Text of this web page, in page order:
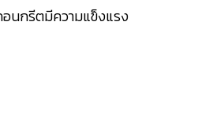
นกรีตมีความแข็งแรง